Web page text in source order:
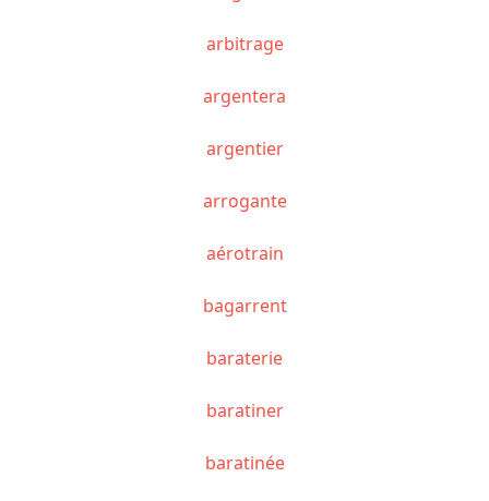
arbitrage
argentera
argentier
arrogante
aérotrain
bagarrent
baraterie
baratiner
baratinée